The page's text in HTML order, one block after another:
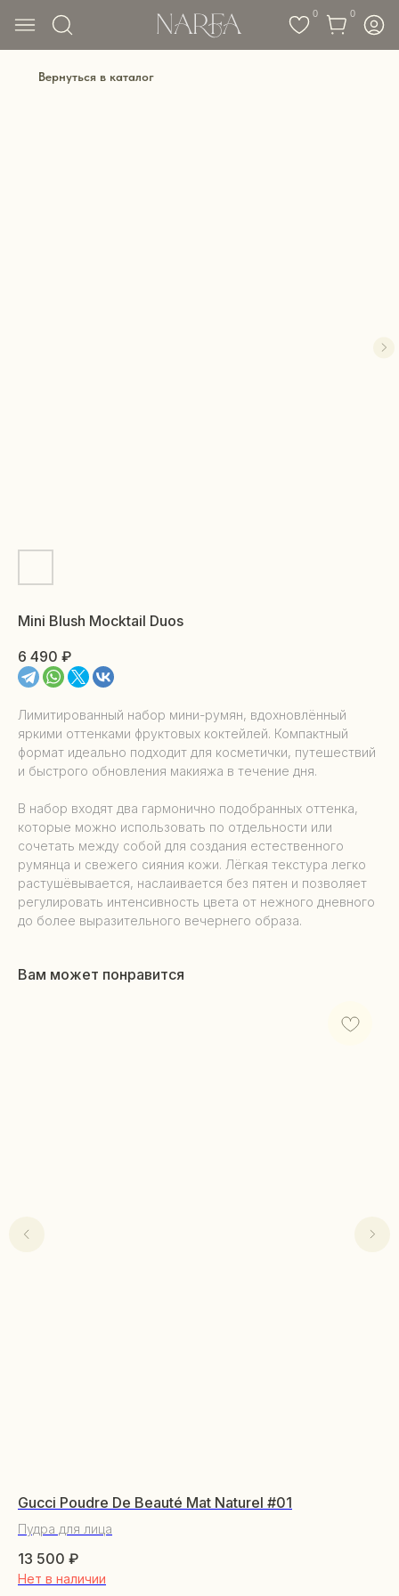
Вернуться в каталог
Mini Blush Mocktail Duos
6 490 ₽
Лимитированный набор мини-румян, вдохновлённый
яркими оттенками фруктовых коктейлей. Компактный
формат идеально подходит для косметички, путешествий
и быстрого обновления макияжа в течение дня.
В набор входят два гармонично подобранных оттенка,
которые можно использовать по отдельности или
сочетать между собой для создания естественного
румянца и свежего сияния кожи. Лёгкая текстура легко
растушёвывается, наслаивается без пятен и позволяет
регулировать интенсивность цвета от нежного дневного
до более выразительного вечернего образа.
Вам может понравится
Gucci Poudre De Beauté Mat Naturel #01
Пудра для лица
13 500 ₽
Нет в наличии
КАТАЛОГ
Уходовая косметика